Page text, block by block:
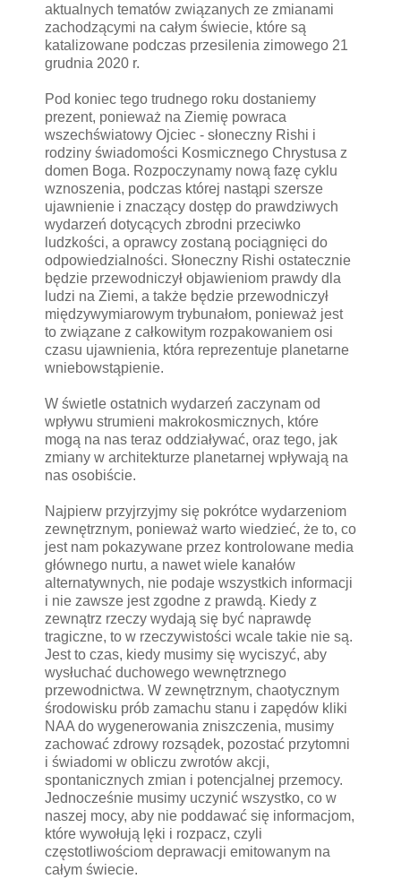
aktualnych tematów związanych ze zmianami
zachodzącymi na całym świecie, które są
katalizowane podczas przesilenia zimowego 21
grudnia 2020 r.
Pod koniec tego trudnego roku dostaniemy
prezent, ponieważ na Ziemię powraca
wszechświatowy Ojciec - słoneczny Rishi i
rodziny świadomości Kosmicznego Chrystusa z
domen Boga. Rozpoczynamy nową fazę cyklu
wznoszenia, podczas której nastąpi szersze
ujawnienie i znaczący dostęp do prawdziwych
wydarzeń dotycących zbrodni przeciwko
ludzkości, a oprawcy zostaną pociągnięci do
odpowiedzialności. Słoneczny Rishi ostatecznie
będzie przewodniczył objawieniom prawdy dla
ludzi na Ziemi, a także będzie przewodniczył
międzywymiarowym trybunałom, ponieważ jest
to związane z całkowitym rozpakowaniem osi
czasu ujawnienia, która reprezentuje planetarne
wniebowstąpienie.
W świetle ostatnich wydarzeń zaczynam od
wpływu strumieni makrokosmicznych, które
mogą na nas teraz oddziaływać, oraz tego, jak
zmiany w architekturze planetarnej wpływają na
nas osobiście.
Najpierw przyjrzyjmy się pokrótce wydarzeniom
zewnętrznym, ponieważ warto wiedzieć, że to, co
jest nam pokazywane przez kontrolowane media
głównego nurtu, a nawet wiele kanałów
alternatywnych, nie podaje wszystkich informacji
i nie zawsze jest zgodne z prawdą. Kiedy z
zewnątrz rzeczy wydają się być naprawdę
tragiczne, to w rzeczywistości wcale takie nie są.
Jest to czas, kiedy musimy się wyciszyć, aby
wysłuchać duchowego wewnętrznego
przewodnictwa. W zewnętrznym, chaotycznym
środowisku prób zamachu stanu i zapędów kliki
NAA do wygenerowania zniszczenia, musimy
zachować zdrowy rozsądek, pozostać przytomni
i świadomi w obliczu zwrotów akcji,
spontanicznych zmian i potencjalnej przemocy.
Jednocześnie musimy uczynić wszystko, co w
naszej mocy, aby nie poddawać się informacjom,
które wywołują lęki i rozpacz, czyli
częstotliwościom deprawacji emitowanym na
całym świecie.